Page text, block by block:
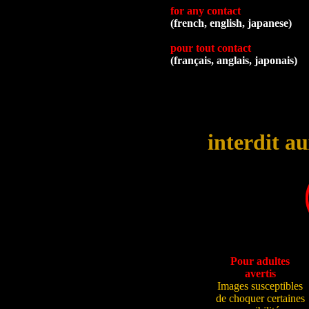
for any contact
(french, english, japanese)
pour tout contact
(français, anglais, japonais)
interdit
Pour adultes
avertis
Images susceptibles
de choquer certaines